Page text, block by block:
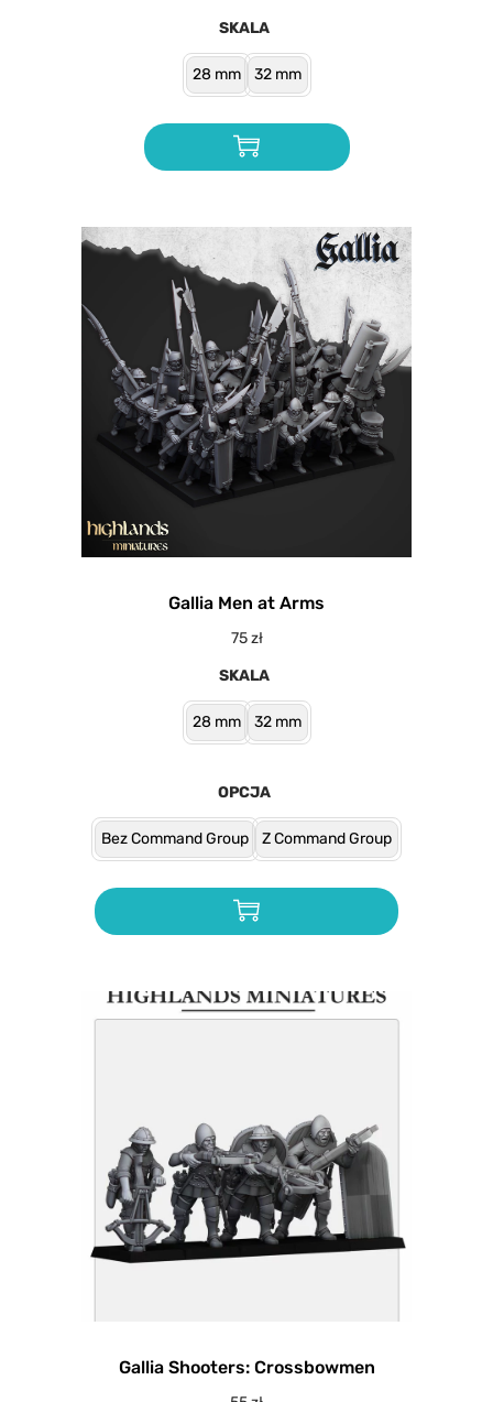
SKALA
28 mm 32 mm
Gallia Men at Arms
75zł
SKALA
28 mm 32 mm
OPCJA
Bez Command Group Z Command Group
Gallia Shooters: Crossbowmen